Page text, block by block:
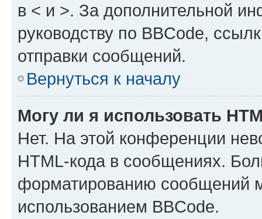
в < и >. За дополнительной
руководству по BBCode,
отправки сообщений.
Вернуться к началу
Могу ли я использовать
Нет. На этой конференции
HTML-кода в сообщениях.
форматированию сообщений
использованием BBCode.